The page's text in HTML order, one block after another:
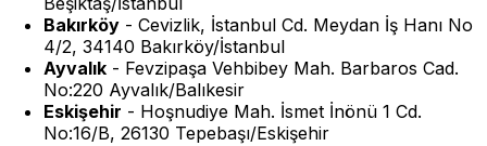
Bakırköy - Cevizlik, İstanbul Cd. Meydan İş Hanı No
4/2, 34140 Bakırköy/İstanbul
Ayvalık - Fevzipaşa Vehbibey Mah. Barbaros Cad.
No:220 Ayvalık/Balıkesir
Eskişehir - Hoşnudiye Mah. İsmet İnönü 1 Cd.
No:16/B, 26130 Tepebaşı/Eskişehir